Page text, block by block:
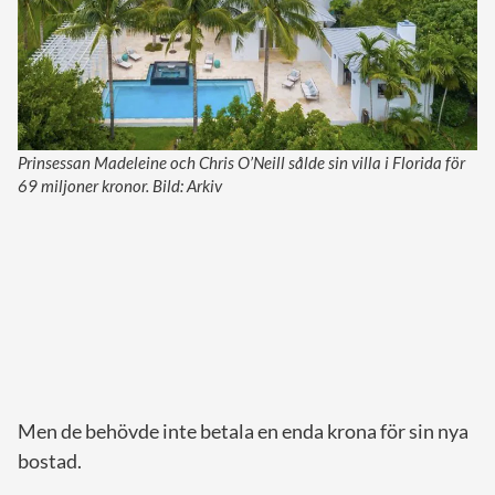
Prinsessan Madeleine och Chris O’Neill sålde sin villa i Florida för
69 miljoner kronor. Bild: Arkiv
Men de behövde inte betala en enda krona för sin nya
bostad.